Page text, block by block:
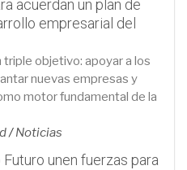
acuerdan un plan de
empresarial del
objetivo: apoyar a los
nuevas empresas y
motor fundamental de la
/Noticias
unen fuerzas para